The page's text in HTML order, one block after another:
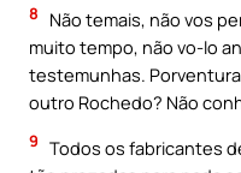
8
Não temais, não vos
muito tempo, não vo-lo
testemunhas.
outro Rochedo? Não
9 Todos os fabricantes